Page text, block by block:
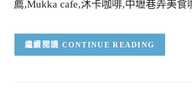
薦,Mukka cafe,沐卡咖啡,中壢巷弄美
CONTINUE READING